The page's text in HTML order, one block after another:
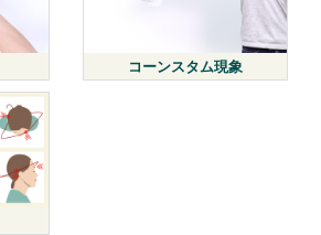
コーンスタム現象